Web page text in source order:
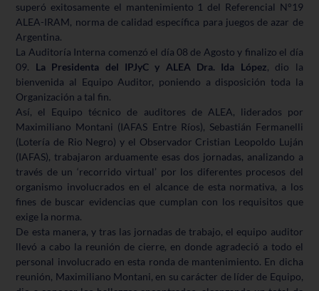
superó exitosamente el mantenimiento 1 del Referencial N°19
ALEA-IRAM, norma de calidad específica para juegos de azar de
Argentina.
La Auditoría Interna comenzó el día 08 de Agosto y finalizo el día
09. La Presidenta del IPJyC y ALEA Dra. Ida López, dio la
bienvenida al Equipo Auditor, poniendo a disposición toda la
Organización a tal fin.
Así, el Equipo técnico de auditores de ALEA, liderados por
Maximiliano Montani (IAFAS Entre Ríos), Sebastián Fermanelli
(Lotería de Rio Negro) y el Observador Cristian Leopoldo Luján
(IAFAS), trabajaron arduamente esas dos jornadas, analizando a
través de un ‘recorrido virtual’ por los diferentes procesos del
organismo involucrados en el alcance de esta normativa, a los
fines de buscar evidencias que cumplan con los requisitos que
exige la norma.
De esta manera, y tras las jornadas de trabajo, el equipo auditor
llevó a cabo la reunión de cierre, en donde agradeció a todo el
personal involucrado en esta ronda de mantenimiento. En dicha
reunión, Maximiliano Montani, en su carácter de líder de Equipo,